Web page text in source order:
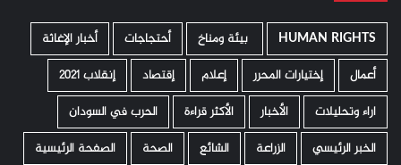
HUMAN RIGHTS ­ بيئة ومناخ أحتجاجات
أخبار الإغاثة
أعمال
إختيارات المحرر إعلام إقتصاد
إنقلاب 2021
اراء وتحليلات
الأخبار الأكثر قراءة
الحرب في السودان
الخبر الرئيسي
الزراعة الشائع الصحة
الصفحة الرئيسية